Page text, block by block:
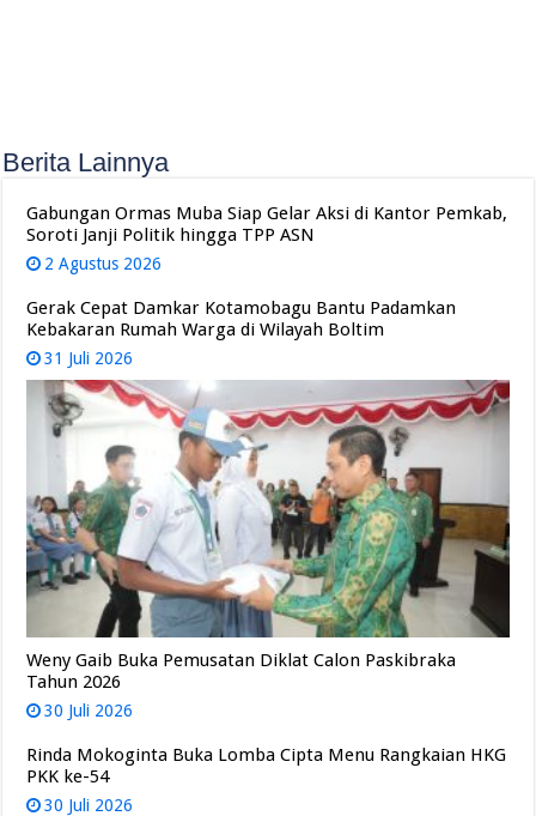
Berita Lainnya
Gabungan Ormas Muba Siap Gelar Aksi di Kantor Pemkab,
Soroti Janji Politik hingga TPP ASN
2 Agustus 2026
Gerak Cepat Damkar Kotamobagu Bantu Padamkan
Kebakaran Rumah Warga di Wilayah Boltim
31 Juli 2026
Weny Gaib Buka Pemusatan Diklat Calon Paskibraka
Tahun 2026
30 Juli 2026
Rinda Mokoginta Buka Lomba Cipta Menu Rangkaian HKG
PKK ke-54
30 Juli 2026